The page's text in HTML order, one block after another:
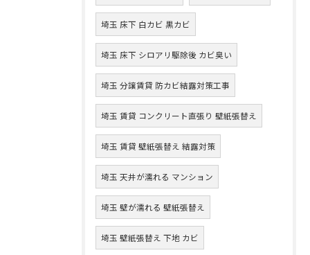
埼玉 床下 白カビ 黒カビ
埼玉 床下 シロアリ駆除後 カビ臭い
埼玉 分譲賃貸 防カビ結露対策工事
埼玉 賃貸 コンクリート直張り 壁紙張替え
埼玉 賃貸 壁紙張替え 結露対策
埼玉 天井が濡れる マンション
埼玉 壁が濡れる 壁紙張替え
埼玉 壁紙張替え 下地 カビ